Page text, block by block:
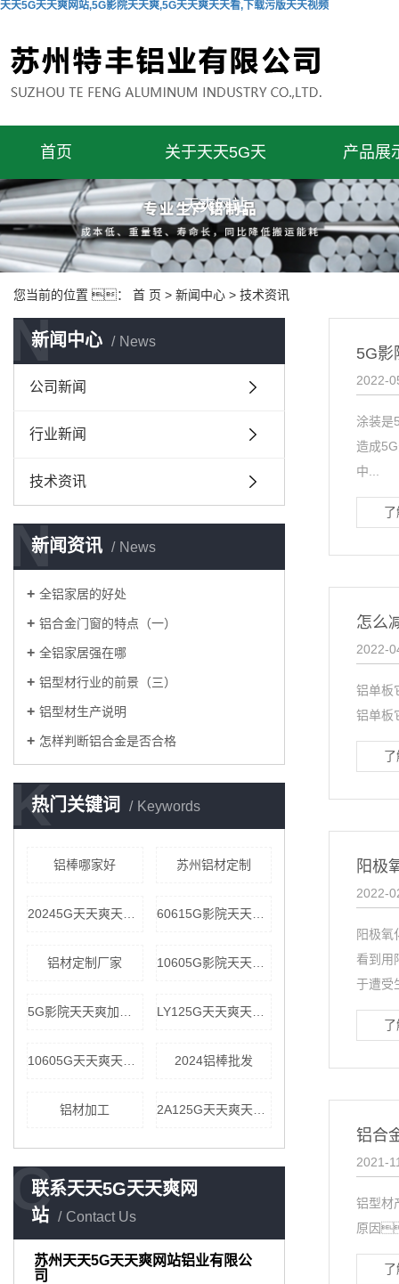
天天5G天天爽网站,5G影院天天爽,5G天天爽天天看,下载污版天天视频
首页 关于天天5G天
天爽网站
产品展
您当前的位置 ： 首 页 > 新闻中心 > 技术资讯
新闻中心 News
N
公司新闻
行业新闻
技术资讯
新闻资讯 News
N
全铝家居的好处
铝合金门窗的特点（一）
全铝家居强在哪
铝型材行业的前景（三）
铝型材生产说明
怎样判断铝合金是否合格
热门关键词 Keywords
K
铝棒哪家好 苏州铝材定制
铝材定制厂家
2024铝棒批发
铝材加工
联系天天5G天天爽网
站
Contact Us
C
苏州天天5G天天爽网站铝业有限公
司
5G影
2022-
涂装是
造成
中...
怎么
2022-
铝单板
铝单
阳极
2022-
阳极
看到用
于遭受
铝合
2021-
铝型材
原因